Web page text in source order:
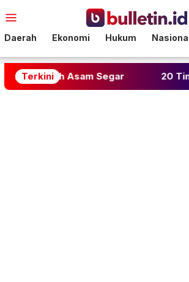
ke
Mobile
Daerah Ekonomi Hukum
Terkini
Segar 20 Tim Berebut